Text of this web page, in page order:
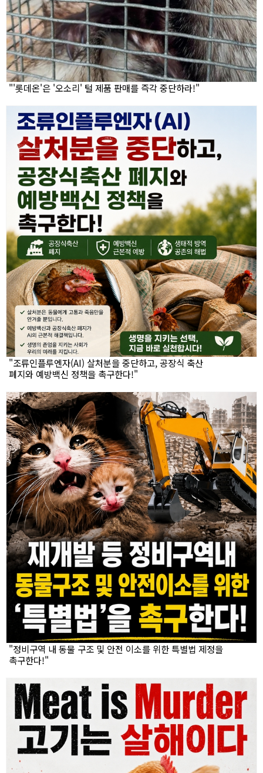
"'롯데온'은 '오소리' 털 제품 판매를 즉각 중단하라!"
"조류인플루엔자(AI) 살처분을 중단하고, 공장식 축산
폐지와 예방백신 정책을 촉구한다!"
"정비구역 내 동물 구조 및 안전 이소를 위한 특별법 제정을
촉구한다!"